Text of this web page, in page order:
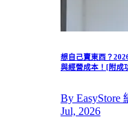
想自己賣東西？
與經營成本！[附成
By EasyStore
Jul, 2026